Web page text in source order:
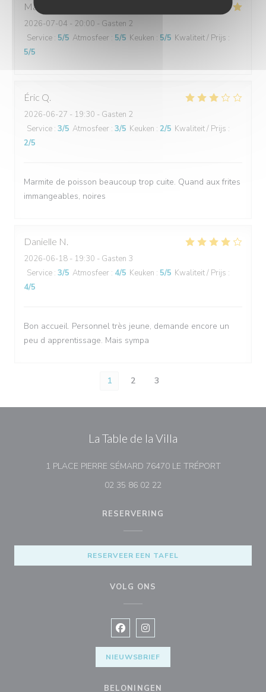
Marjorie
2026-07-04 - 20:00 - Gasten 2
Service : 5/5 Atmosfeer : 5/5 Keuken : 5/5 Kwaliteit / Prijs :
5/5
Éric Q
2026-06-27 - 19:30 - Gasten 2
Service : 3/5 Atmosfeer : 3/5 Keuken : 2/5 Kwaliteit / Prijs :
2/5
Marmite de poisson beaucoup trop cuite. Quand aux frites
immangeables, noires
Danielle N
2026-06-18 - 19:30 - Gasten 3
Service : 3/5 Atmosfeer : 4/5 Keuken : 5/5 Kwaliteit / Prijs :
4/5
Bon accueil. Personnel très jeune, demande encore un
peu d apprentissage. Mais sympa
1 2 3
La Table de la Villa
1 PLACE PIERRE SÉMARD 76470 LE TRÉPORT((opent in
02 35 86 02 22
RESERVERING
RESERVEER EEN TAFEL
VOLG ONS
Facebook ((opent in een nieuw
Instagram ((opent in een
NIEUWSBRIEF
BELONINGEN